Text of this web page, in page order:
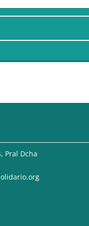
Pral Dcha